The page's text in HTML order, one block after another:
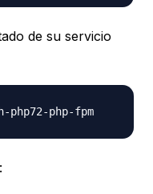
de su servicio